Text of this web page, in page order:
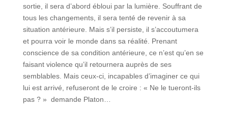
sortie, il sera d’abord ébloui par la lumière. Souffrant de
tous les changements, il sera tenté de revenir à sa
situation antérieure. Mais s’il persiste, il s’accoutumera
et pourra voir le monde dans sa réalité. Prenant
conscience de sa condition antérieure, ce n’est qu’en se
faisant violence qu’il retournera auprès de ses
semblables. Mais ceux-ci, incapables d’imaginer ce qui
lui est arrivé, refuseront de le croire : « Ne le tueront-ils
pas ? » demande Platon…